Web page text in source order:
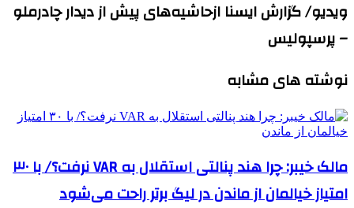
ویدیو/ گزارش ایسنا ازحاشیه‌های پیش از دیدار چادرملو
– پرسپولیس
نوشته های مشابه
مالک خیبر: چرا هند پنالتی استقلال به VAR نرفت؟/ با ۳۰
امتیاز خیالمان از ماندن در لیگ برتر راحت می‌شود